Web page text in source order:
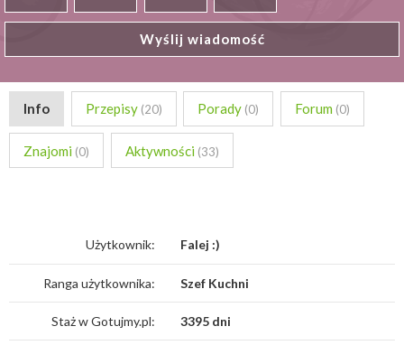
Wyślij wiadomość
Info Przepisy (20) Porady (0) Forum (0)
Znajomi (0) Aktywności (33)
Użytkownik: Falej :)
Ranga użytkownika: Szef Kuchni
Staż w Gotujmy.pl: 3395 dni